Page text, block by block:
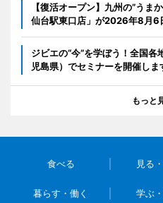
【復活オープン】九州の”うま
仙台駅東口店」が2026年8月6
ジビエの“今”を学ぼう！全国
児島県）でセミナーを開催しま
もっと
食べる 見る
暮らす・働く 学ぶ